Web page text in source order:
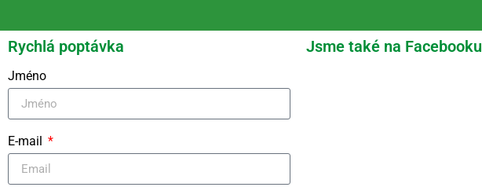
Rychlá poptávka
Jméno
E-mail
Jsme také na Facebooku